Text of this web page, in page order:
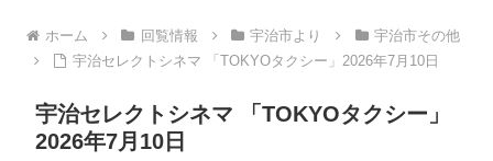
ホーム 回覧情報 宇治市より
宇治市その他
宇治セレクトシネマ 「TOKYOタクシー」2026年7月10日
宇治セレクトシネマ 「TOKYOタクシー」
2026年7月10日